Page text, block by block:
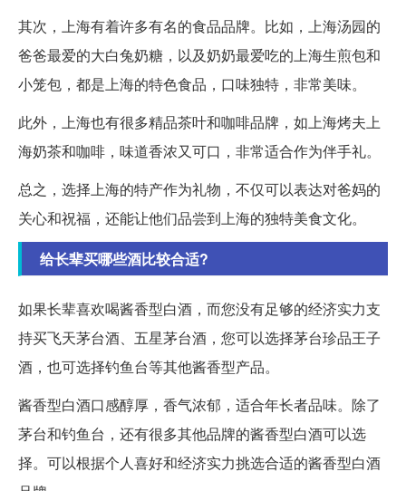
其次，上海有着许多有名的食品品牌。比如，上海汤园的
爸爸最爱的大白兔奶糖，以及奶奶最爱吃的上海生煎包和
小笼包，都是上海的特色食品，口味独特，非常美味。
此外，上海也有很多精品茶叶和咖啡品牌，如上海烤夫上
海奶茶和咖啡，味道香浓又可口，非常适合作为伴手礼。
总之，选择上海的特产作为礼物，不仅可以表达对爸妈的
关心和祝福，还能让他们品尝到上海的独特美食文化。
给长辈买哪些酒比较合适?
如果长辈喜欢喝酱香型白酒，而您没有足够的经济实力支
持买飞天茅台酒、五星茅台酒，您可以选择茅台珍品王子
酒，也可选择钓鱼台等其他酱香型产品。
酱香型白酒口感醇厚，香气浓郁，适合年长者品味。除了
茅台和钓鱼台，还有很多其他品牌的酱香型白酒可以选
择。可以根据个人喜好和经济实力挑选合适的酱香型白酒